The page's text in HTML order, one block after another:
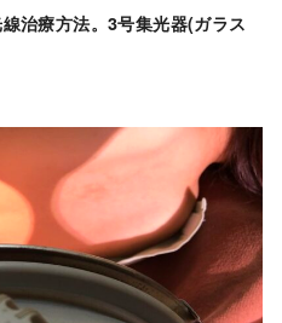
治療方法。3号集光器(ガラス